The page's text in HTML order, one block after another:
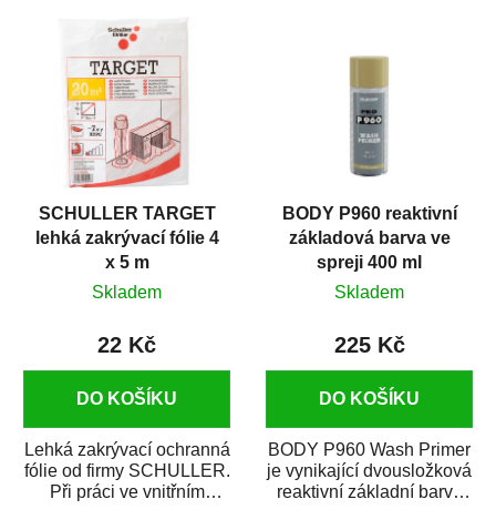
SCHULLER TARGET
lehká zakrývací fólie 4
x 5 m
Skladem
22 Kč
DO KOŠÍKU
Lehká zakrývací ochranná
fólie od firmy SCHULLER.
Při práci ve vnitřním
BODY P960 reaktivní
základová barva ve
spreji 400 ml
Skladem
225 Kč
DO KOŠÍKU
BODY P960 Wash Primer
je vynikající dvousložková
reaktivní základní barva